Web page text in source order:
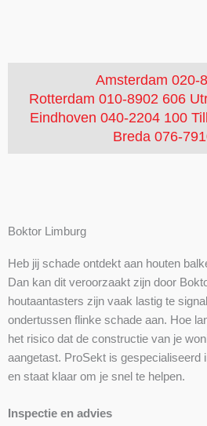
Amsterdam 020-
Rotterdam 010-8902 606
Eindhoven 040-2204 100
Breda 076-
Boktor Limburg
Heb jij schade ontdekt aan houten
Dan kan dit veroorzaakt zijn door
houtaantasters zijn vaak lastig te
ondertussen flinke schade aan. Hoe
het risico dat de constructie van je
aangetast. ProSekt is gespecialiseerd
en staat klaar om je snel te helpen.
Inspectie en advies